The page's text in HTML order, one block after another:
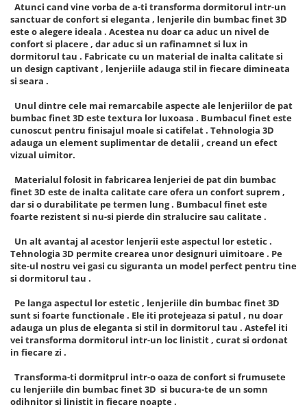
Atunci cand vine vorba de a-ti transforma dormitorul intr-un
sanctuar de confort si eleganta , lenjerile din bumbac finet 3D
este o alegere ideala . Acestea nu doar ca aduc un nivel de
confort si placere , dar aduc si un rafinamnet si lux in
dormitorul tau . Fabricate cu un material de inalta calitate si
un design captivant , lenjeriile adauga stil in fiecare dimineata
si seara .
Unul dintre cele mai remarcabile aspecte ale lenjeriilor de pat
bumbac finet 3D este textura lor luxoasa . Bumbacul finet este
cunoscut pentru finisajul moale si catifelat . Tehnologia 3D
adauga un element suplimentar de detalii , creand un efect
vizual uimitor.
Materialul folosit in fabricarea lenjeriei de pat din bumbac
finet 3D este de inalta calitate care ofera un confort suprem ,
dar si o durabilitate pe termen lung . Bumbacul finet este
foarte rezistent si nu-si pierde din stralucire sau calitate .
Un alt avantaj al acestor lenjerii este aspectul lor estetic .
Tehnologia 3D permite crearea unor designuri uimitoare . Pe
site-ul nostru vei gasi cu siguranta un model perfect pentru tine
si dormitorul tau .
Pe langa aspectul lor estetic , lenjeriile din bumbac finet 3D
sunt si foarte functionale . Ele iti protejeaza si patul , nu doar
adauga un plus de eleganta si stil in dormitorul tau . Astefel iti
vei transforma dormitorul intr-un loc linistit , curat si ordonat
in fiecare zi .
Transforma-ti dormitprul intr-o oaza de confort si frumusete
cu lenjeriile din bumbac finet 3D si bucura-te de un somn
odihnitor si linistit in fiecare noapte .